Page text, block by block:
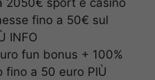
2050€ sport e casinò
fino a 50€ sul
INFO
fun bonus + 100%
fino a 50 euro PIÙ